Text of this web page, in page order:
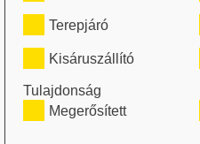
Terepjáró
Kisáruszállító
Tulajdonság
Megerősített